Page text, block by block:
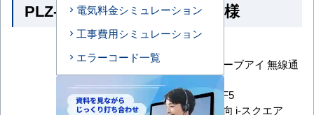
PLZ-ZRMP56HBF5 の商品仕様
シリーズ
スリムZR 人感ムーブアイ 無線通
信キット
型番
PLZ-ZRMP56HBF5
形状
天井カセット4方向 i-スクエア
電気料金シミュレーション
工事費用シミュレーション
エラーコード一覧